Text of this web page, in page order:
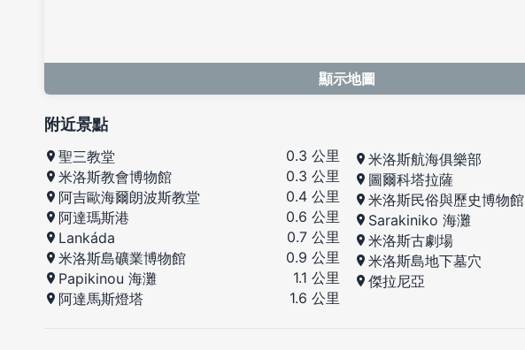
顯示地圖
附近景點
聖三教堂
0.3 公里
米洛斯教會博物館
0.3 公里
阿吉歐海爾朗波斯教堂
0.4 公里
阿達瑪斯港
0.6 公里
Lankáda
0.7 公里
米洛斯島礦業博物館
0.9 公里
Papikinou 海灘
1.1 公里
阿達馬斯燈塔
1.6 公里
米洛斯航海俱樂部
圖爾科塔拉薩
米洛斯民俗與歷史博物館
Sarakiniko 海灘
米洛斯古劇場
米洛斯島地下墓穴
傑拉尼亞